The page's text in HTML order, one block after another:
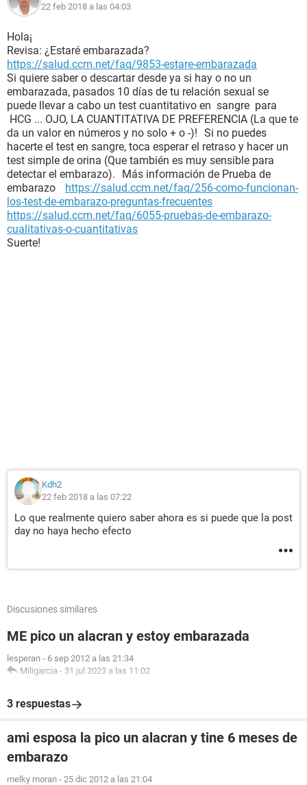
22 feb 2018 a las 04:03
Hola¡
Revisa: ¿Estaré embarazada?
https://salud.ccm.net/faq/9853-estare-embarazada
Si quiere saber o descartar desde ya si hay o no un
embarazada, pasados 10 días de tu relación sexual se
puede llevar a cabo un test cuantitativo en sangre para
HCG ... OJO, LA CUANTITATIVA DE PREFERENCIA (La que te
da un valor en números y no solo + o -)! Si no puedes
hacerte el test en sangre, toca esperar el retraso y hacer un
test simple de orina (Que también es muy sensible para
detectar el embarazo). Más información de Prueba de
embarazo https://salud.ccm.net/faq/256-como-funcionan-
los-test-de-embarazo-preguntas-frecuentes
https://salud.ccm.net/faq/6055-pruebas-de-embarazo-
cualitativas-o-cuantitativas
Suerte!
Kdh2
22 feb 2018 a las 07:22
Lo que realmente quiero saber ahora es si puede que la post
day no haya hecho efecto
Discusiones similares
ME pico un alacran y estoy embarazada
lesperan - 6 sep 2012 a las 21:34
Miligarcia - 31 jul 2023 a las 11:02
3 respuestas
ami esposa la pico un alacran y tine 6 meses de
embarazo
melky moran - 25 dic 2012 a las 21:04